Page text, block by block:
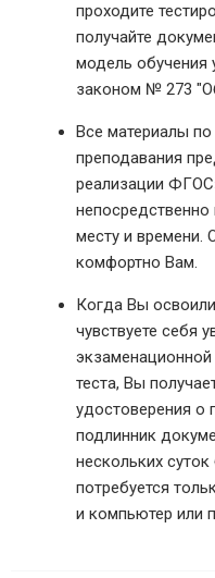
проходите
получайте
модель
законом № 273
Все материалы
преподавания
реализации
месту и времени.
комфортно Вам.
Когда Вы
чувствуете себя
теста, Вы
удостоверения о
подлинник
нескольких
потребуется
и компьютер или